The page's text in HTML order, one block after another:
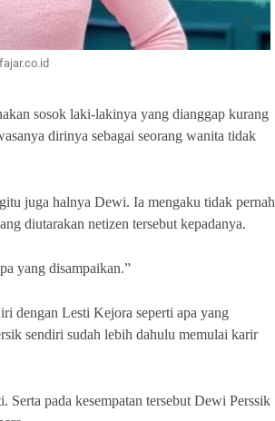
sosok laki-lakinya yang dianggap kurang
dirinya sebagai seorang wanita tidak
juga halnya Dewi. Ia mengaku tidak pernah
diutarakan netizen tersebut kepadanya.
yang disampaikan.”
dengan Lesti Kejora seperti apa yang
sendiri sudah lebih dahulu memulai karir
Serta pada kesempatan tersebut Dewi Perssik